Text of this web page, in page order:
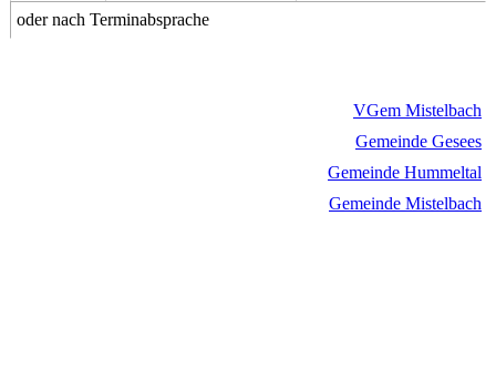
oder nach Terminabsprache
VGem Mistelbach
Gemeinde Gesees
Gemeinde Hummeltal
Gemeinde Mistelbach